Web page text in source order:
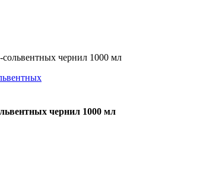
чернил 1000 мл
чернил 1000 мл